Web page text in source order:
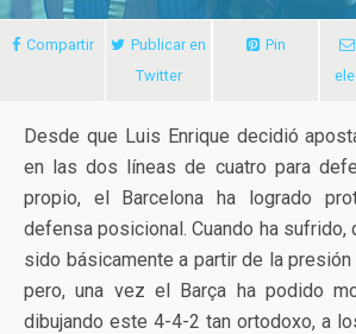
Compartir
Publicar en
Twitter
Pin
Desde que Luis Enrique decidió
en las dos líneas de cuatro para
propio, el Barcelona ha logrado
defensa posicional. Cuando ha sufrido,
sido básicamente a partir de la presión
pero, una vez el Barça ha podido
dibujando este 4-4-2 tan ortodoxo, a